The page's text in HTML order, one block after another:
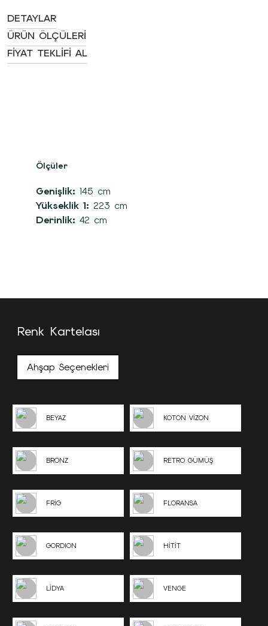
DETAYLAR
ÜRÜN ÖLÇÜLERI
FIYAT TEKLIFI AL
Ölçüler
Genişlik: 145 cm
Yükseklik 1: 223 cm
Derinlik: 42 cm
Renk Kartelası
Ahşap Seçenekleri
BEYAZ KOTON VİZON
BRONZ RETRO GÜMÜŞ
FRİG FLORANSA
GORDION HİTİT
LİDYA VENGE